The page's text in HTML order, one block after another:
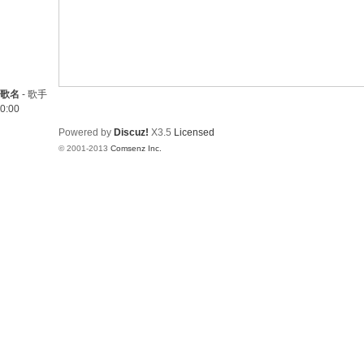
歌名 - 歌手
0:00
Powered by Discuz! X3.5 Licensed
© 2001-2013 Comsenz Inc.